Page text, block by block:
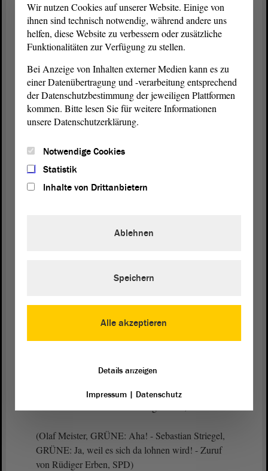
eine Minute Intervention. Sie haben das Wort.
Sebastian Striegel (GRÜNE):
Herr Tillschneider, ich finde es sehr praktisch zu
hören, dass die AfD sich jetzt nicht mehr von den
Futtertrögen des Systems abhängig machen will.
Werden Sie denn dann auch auf die staatliche
AfD die mit Abstand höchste Quote, 45 %
finanzierte Rechtsextremisten.
Sie können darauf reagieren.
Dr. Hans-Thomas Tillschneider (AfD):
(Lachen bei der Linken und bei den GRÜNEN)
(Olaf Meister, GRÜNE: Aha! - Sebastian Striegel,
GRÜNE: Ja, weil es sich da lohnen wird! - Zuruf
von Rüdiger Erben, SPD)
Wir nutzen Cookies auf unserer Website. Einige von
ihnen sind technisch notwendig, während andere uns
helfen, diese Website zu verbessern oder zusätzliche
Funktionalitäten zur Verfügung zu stellen.
Bei Anzeige von Inhalten externer Medien kann es zu
einer Datenübertragung und -verarbeitung entsprechend
der Datenschutzbestimmung der jeweiligen Plattformen
kommen. Bitte lesen Sie für weitere Informationen
unsere Datenschutzerklärung.
Notwendige Cookies
Statistik
Inhalte von Drittanbietern
Alle akzeptieren
Ablehnen
Speichern
Details anzeigen
Impressum| Datenschutz